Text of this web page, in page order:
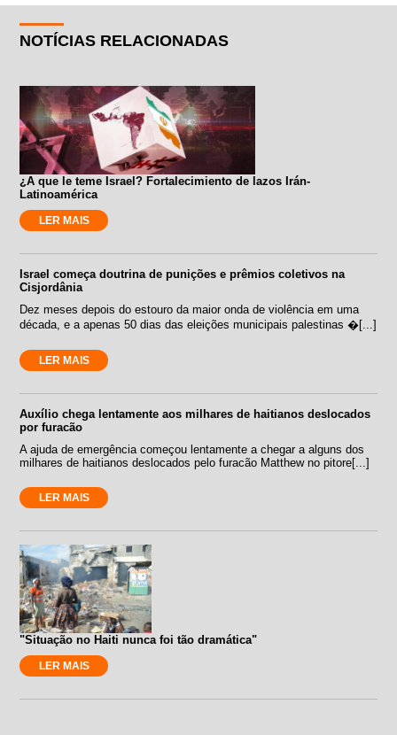
NOTÍCIAS RELACIONADAS
¿A que le teme Israel? Fortalecimiento de lazos Irán-
Latinoamérica
LER MAIS
Israel começa doutrina de punições e prêmios coletivos na
Cisjordânia
Dez meses depois do estouro da maior onda de violência em uma
década, e a apenas 50 dias das eleições municipais palestinas �[...]
LER MAIS
Auxílio chega lentamente aos milhares de haitianos deslocados
por furacão
A ajuda de emergência começou lentamente a chegar a alguns dos
milhares de haitianos deslocados pelo furacão Matthew no pitore[...]
LER MAIS
"Situação no Haiti nunca foi tão dramática"
LER MAIS